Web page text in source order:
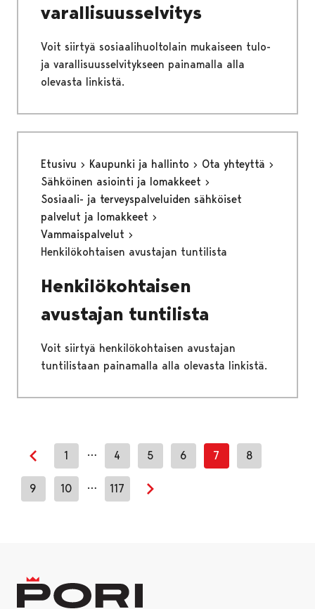
varallisuusselvitys
Voit siirtyä sosiaalihuoltolain mukaiseen tulo-
ja varallisuusselvitykseen painamalla alla
olevasta linkistä.
Etusivu Kaupunki ja hallinto
Ota yhteyttä
Sähköinen asiointi ja lomakkeet
Sosiaali- ja terveyspalveluiden sähköiset
palvelut ja lomakkeet
Vammaispalvelut
Henkilökohtaisen avustajan tuntilista
Henkilökohtaisen
avustajan tuntilista
Voit siirtyä henkilökohtaisen avustajan
tuntilistaan painamalla alla olevasta linkistä.
Edellinen sivu
1 … 4 5 6 7 8
9 10 … 117
Seuraava sivu